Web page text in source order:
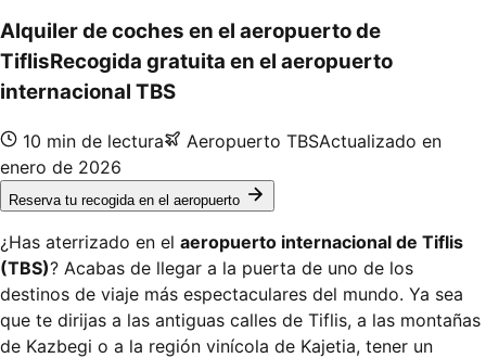
Alquiler de coches en el aeropuerto de
TiflisRecogida gratuita en el aeropuerto
internacional TBS
10 min de lectura Aeropuerto TBSActualizado en
enero de 2026
Reserva tu recogida en el aeropuerto
¿Has aterrizado en el aeropuerto internacional de Tiflis
(TBS)? Acabas de llegar a la puerta de uno de los
destinos de viaje más espectaculares del mundo. Ya sea
que te dirijas a las antiguas calles de Tiflis, a las montañas
de Kazbegi o a la región vinícola de Kajetia, tener un